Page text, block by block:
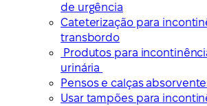
de urgência
Cateterização para
transbordo
Produtos para
urinária
Pensos e calças
Usar tampões para